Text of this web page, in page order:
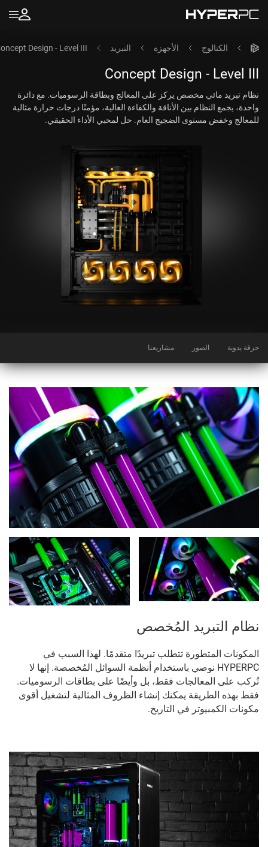
الكتالوج الأجهزة التبريد Design - Level III
Concept Design - Level III
نظام تبريد مائي مخصص يركز على المعالج وبطاقة الرسوميات. مع دائرة
واحدة، يجمع النظام بين الأناقة والكفاءة العالية، مؤمنًا درجات حرارة مثالية
للمعالج وخفض مستوى الضجيج العام. حل لمحبي الأداء الحقيقي.
حرفة يدوية الصور مشاريعنا
نظام التبريد المُخصص
المكونات المتطورة تتطلب تبريدًا متقدمًا. لهذا السبب في
HYPERPC نوصي باستخدام أنظمة السوائل المُخصصة. إنها لا
تُركب على المعالجات فقط، بل وأيضًا على بطاقات الرسوميات.
فقط بهذه الطريقة يمكنك إنشاء الظروف المثالية لتشغيل أقوى
مكونات الكمبيوتر في التاريخ.